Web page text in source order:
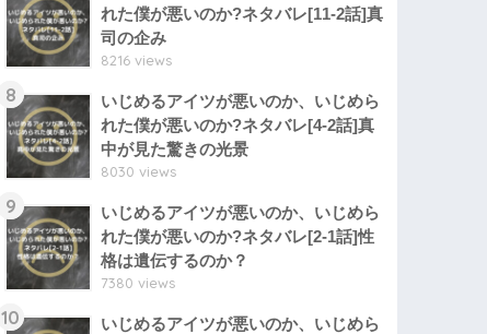
れた僕が悪いのか?ネタバレ[11-2話]真
司の企み
8216 views
8
いじめるアイツが悪いのか、いじめら
れた僕が悪いのか?ネタバレ[4-2話]真
中が見た驚きの光景
8030 views
9
いじめるアイツが悪いのか、いじめら
れた僕が悪いのか?ネタバレ[2-1話]性
格は遺伝するのか？
7380 views
10
いじめるアイツが悪いのか、いじめら